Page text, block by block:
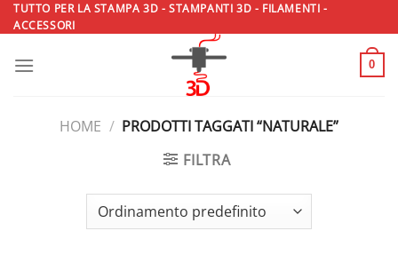
Salta
ai
TUTTO PER LA STAMPA 3D - STAMPANTI 3D - FILAMENTI -
ACCESSORI
0
HOME / PRODOTTI TAGGATI “NATURALE”
FILTRA